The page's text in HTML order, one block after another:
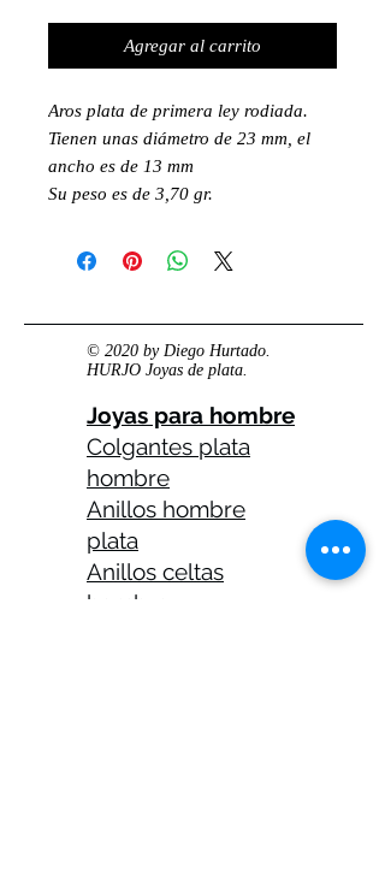
Agregar al carrito
Aros plata de primera ley rodiada.
Tienen unas diámetro de 23 mm, el
ancho es de 13 mm
Su peso es de 3,70 gr.
© 2020 by Diego Hurtado.
HURJO Joyas de plata.
Joyas para hombre
Colgantes plata
hombre
Anillos hombre
plata
Anillos celtas
hombre